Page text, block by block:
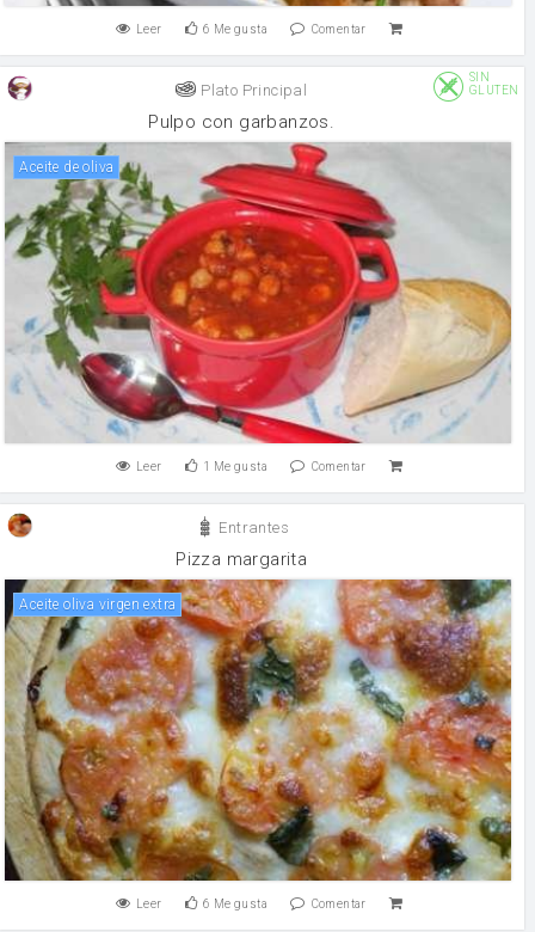
Leer 6 Me gusta Comentar
Plato Principal
SIN
GLUTEN
Pulpo con garbanzos.
aceite de oliva
Leer 1 Me gusta Comentar
Entrantes
Pizza margarita
Aceite oliva virgen extra
Leer 6 Me gusta Comentar